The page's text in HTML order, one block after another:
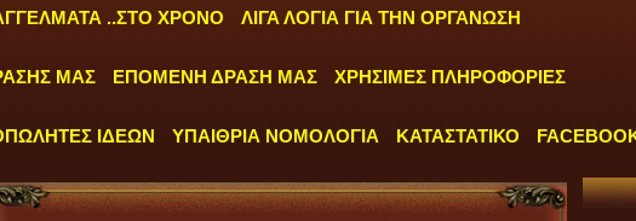
..ΣΤΟ ΧΡΟΝΟ ΛΙΓΑ ΛΟΓΙΑ ΓΙΑ ΤΗΝ ΟΡΓΑΝΩΣΗ
ΜΑΣ ΕΠΟΜΕΝΗ ΔΡΑΣΗ ΜΑΣ ΧΡΗΣΙΜΕΣ ΠΛΗΡΟΦΟΡΙΕΣ
ΙΔΕΩΝ ΥΠΑΙΘΡΙΑ ΝΟΜΟΛΟΓΙΑ ΚΑΤΑΣΤΑΤΙΚΟ